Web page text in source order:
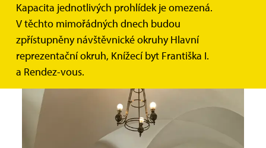
Kapacita jednotlivých prohlídek je omezená.
V těchto mimořádných dnech budou
zpřístupněny návštěvnické okruhy Hlavní
reprezentační okruh, Knížecí byt Františka I.
a Rendez-vous.
Ideální pro komorní eventy přímo v srdci zámku